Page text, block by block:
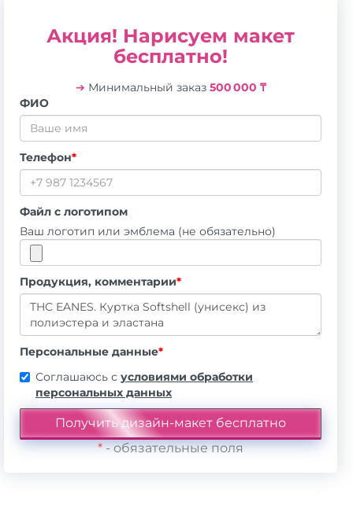
Акция! Нарисуем макет
бесплатно!
➔ Минимальный заказ 500 000 ₸
ФИО
Телефон*
Файл с логотипом
Ваш логотип или эмблема (не обязательно)
Продукция, комментарии*
Персональные данные*
Соглашаюсь с условиями обработки
персональных данных
*- обязательные поля